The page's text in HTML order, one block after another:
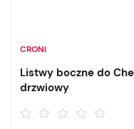
CRONI
Listwy boczne do
drzwiowy